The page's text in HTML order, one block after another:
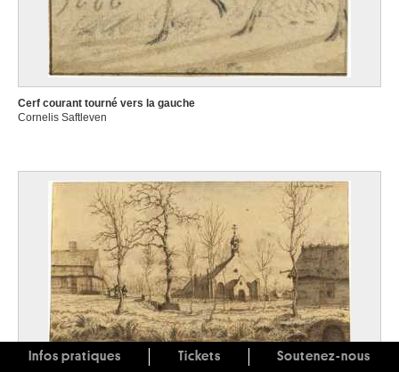
Cerf courant tourné vers la gauche
Cornelis Saftleven
Infos pratiques Tickets Soutenez-nous